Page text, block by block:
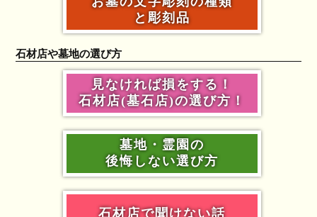
と彫刻品
石材店や墓地の選び方
見なければ損をする！
石材店(墓石店)の選び方！
墓地・霊園の
後悔しない選び方
石材店で聞けない話